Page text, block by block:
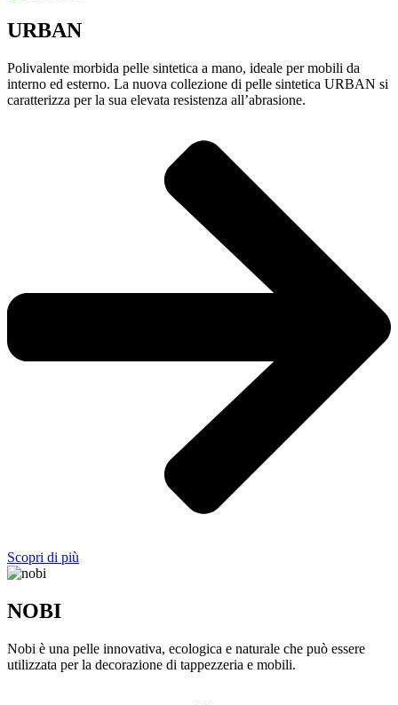
URBAN
Polivalente morbida pelle sintetica a mano, ideale per mobili da
interno ed esterno. La nuova collezione di pelle sintetica URBAN si
caratterizza per la sua elevata resistenza all’abrasione.
Scopri di più
NOBI
Nobi è una pelle innovativa, ecologica e naturale che può essere
utilizzata per la decorazione di tappezzeria e mobili.